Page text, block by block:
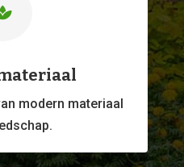
modern materiaal